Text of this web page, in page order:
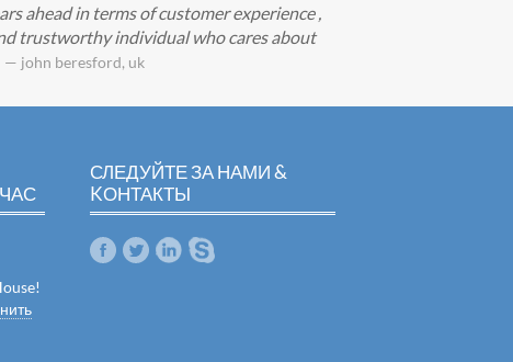
ahead in terms of customer experience ,
trustworthy individual who cares about
— john beresford, uk
СЛЕДУЙТЕ ЗА НАМИ &
KОНТАКТЫ